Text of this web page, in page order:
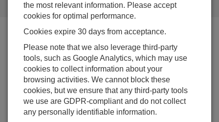
Eric Schmidt| 更新日: 08/28/2025 | コメント: 0
Blog Menu
the most relevant information. Please accept
cookies for optimal performance.
Cookies expire 30 days from acceptance.
Please note that we also leverage third-party
tools, such as Google Analytics, which may use
cookies to collect information about your
browsing activities. We cannot block these
cookies, but we ensure that any third-party tools
we use are GDPR-compliant and do not collect
any personally identifiable information.